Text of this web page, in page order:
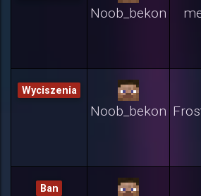
Noob_bekon
Wyciszenia
Noob_bekon
Ban